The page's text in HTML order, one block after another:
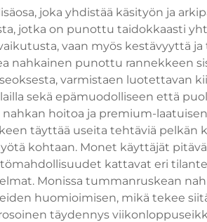
joka yhdistää käsityön ja
jotka on punottu taidokkaasti
vaan myös kestävyyttä
punottu rannekkeen
varmistaen luotettavan
sekä epämuodolliseen että
hoitoa ja premium-
täyttää useita tehtäviä pelkän
kohtaan. Monet käyttäjät
kattavat eri
Monissa tummanruskean
huomioimisen, mikä tekee
täydennys